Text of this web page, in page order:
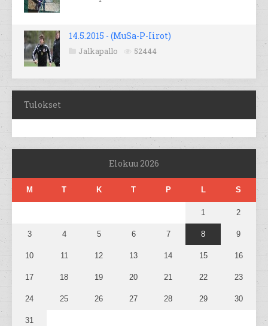
14.5.2015 - (MuSa-P-Iirot)
Jalkapallo 52444
Tulokset
Elokuu 2026
M T K T P L S
1 2
3 4 5 6 7 8 9
10 11 12 13 14 15 16
17 18 19 20 21 22 23
24 25 26 27 28 29 30
31